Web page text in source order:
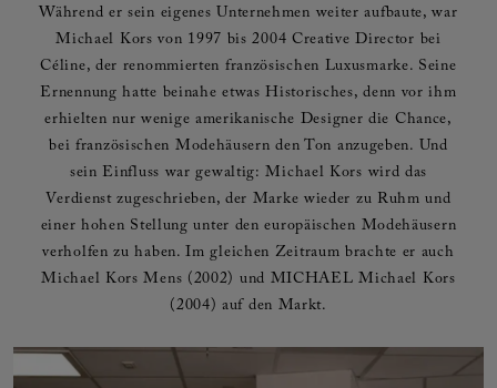
Während er sein eigenes Unternehmen weiter aufbaute, war
Michael Kors von 1997 bis 2004 Creative Director bei
Céline, der renommierten französischen Luxusmarke. Seine
Ernennung hatte beinahe etwas Historisches, denn vor ihm
erhielten nur wenige amerikanische Designer die Chance,
bei französischen Modehäusern den Ton anzugeben. Und
sein Einfluss war gewaltig: Michael Kors wird das
Verdienst zugeschrieben, der Marke wieder zu Ruhm und
einer hohen Stellung unter den europäischen Modehäusern
verholfen zu haben. Im gleichen Zeitraum brachte er auch
Michael Kors Mens (2002) und MICHAEL Michael Kors
(2004) auf den Markt.